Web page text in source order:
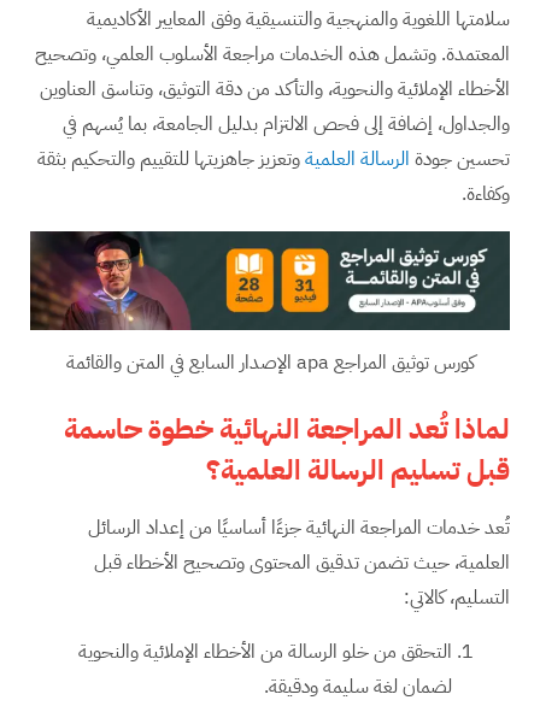
سلامتها اللغوية والمنهجية والتنسيقية وفق المعايير الأكاديمية
المعتمدة. وتشمل هذه الخدمات مراجعة الأسلوب العلمي، وتصحيح
الأخطاء الإملائية والنحوية، والتأكد من دقة التوثيق، وتناسق العناوين
والجداول، إضافة إلى فحص الالتزام بدليل الجامعة، بما يُسهم في
تحسين جودة الرسالة العلميةوتعزيز جاهزيتها للتقييم والتحكيم بثقة
وكفاءة.
كورس توثيق المراجع apa الإصدار السابع في المتن والقائمة
لماذا تُعد المراجعة النهائية خطوة حاسمة
قبل تسليم الرسالة العلمية؟
تُعد خدمات المراجعة النهائية جزءًا أساسيًا من إعداد الرسائل
العلمية، حيث تضمن تدقيق المحتوى وتصحيح الأخطاء قبل
التسليم، كالاتي:
التحقق من خلو الرسالة من الأخطاء الإملائية والنحوية
لضمان لغة سليمة ودقيقة.